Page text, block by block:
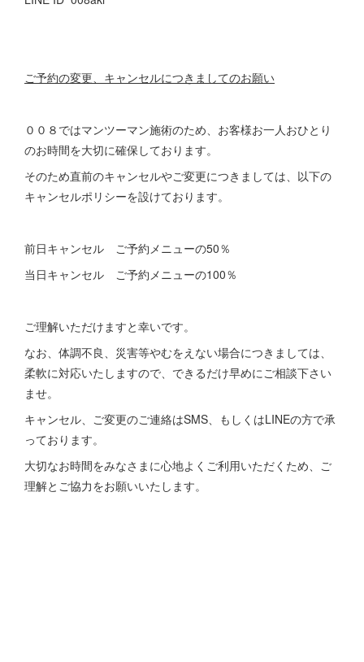
ご予約の変更、キャンセルにつきましてのお願い
００８ではマンツーマン施術のため、お客様お一人おひとり
のお時間を大切に確保しております。
そのため直前のキャンセルやご変更につきましては、以下の
キャンセルポリシーを設けております。
前日キャンセル ご予約メニューの50％
当日キャンセル ご予約メニューの100％
ご理解いただけますと幸いです。
なお、体調不良、災害等やむをえない場合につきましては、
柔軟に対応いたしますので、できるだけ早めにご相談下さい
ませ。
キャンセル、ご変更のご連絡はSMS、もしくはLINEの方で承
っております。
大切なお時間をみなさまに心地よくご利用いただくため、ご
理解とご協力をお願いいたします。